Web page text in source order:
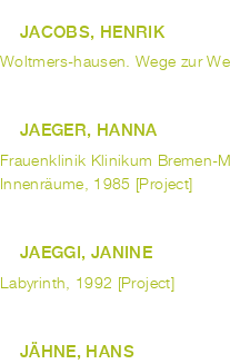
JACOBS, HENRIK
Woltmers-hausen. Wege zur
JAEGER, HANNA
Frauenklinik Klinikum Bremen-
Innenräume, 1985 [Project]
JAEGGI, JANINE
Labyrinth, 1992 [Project]
JÄHNE, HANS